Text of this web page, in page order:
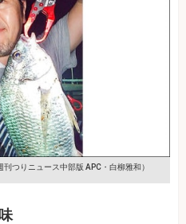
刊つりニュース中部版 APC・白柳雅和）